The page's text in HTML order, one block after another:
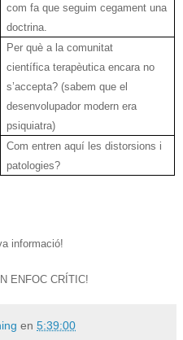
com fa que seguim cegament una
doctrina.
Per què a la comunitat
científicaterapèutica encara no
s’accepta? (sabem que el
desenvolupador modern era
psiquiatra)
Com entren aquí les distorsions i
patologies?
informació!
ENFOC CRÍTIC!
en 5:39:00